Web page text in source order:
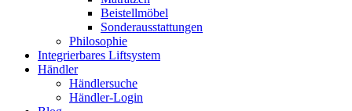
Beistellmöbel
Sonderausstattungen
Philosophie
Integrierbares Liftsystem
Händler
Händlersuche
Händler-Login